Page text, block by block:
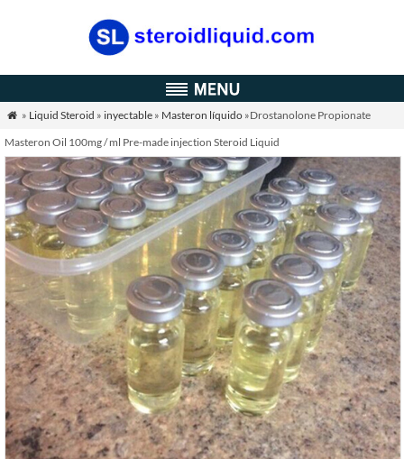
 » Liquid Steroid » inyectable» Masteron líquido»Drostanolone Propionate
Masteron Oil 100mg / ml Pre-made injection Steroid Liquid